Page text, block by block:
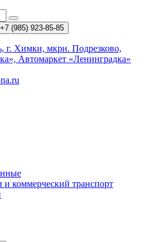
+7 (985) 923-85-85
г. Химки, мкрн. Подрезково,
Автомаркет «Ленинградка»
коммерческий транспорт